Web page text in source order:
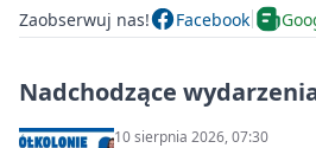
Zaobserwuj nas! Facebook
Nadchodzące
10 sierpnia 2026, 07:30